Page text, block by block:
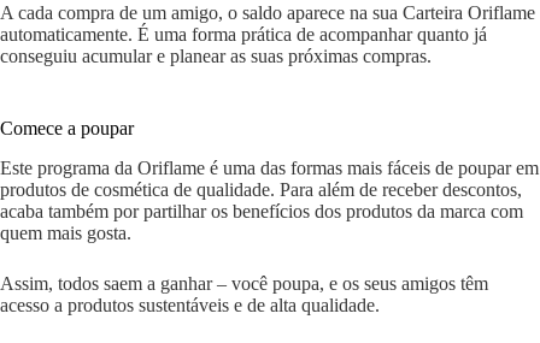
A cada compra de um amigo, o saldo aparece na sua Carteira Oriflame
automaticamente. É uma forma prática de acompanhar quanto já
conseguiu acumular e planear as suas próximas compras.
Comece a poupar
Este programa da Oriflame é uma das formas mais fáceis de poupar em
produtos de cosmética de qualidade. Para além de receber descontos,
acaba também por partilhar os benefícios dos produtos da marca com
quem mais gosta.
Assim, todos saem a ganhar – você poupa, e os seus amigos têm
acesso a produtos sustentáveis e de alta qualidade.